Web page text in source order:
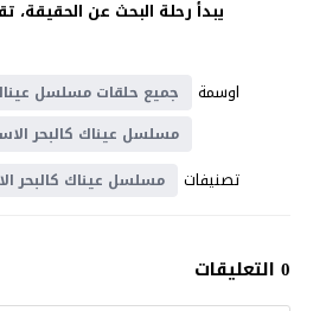
يبدأ رحلة البحث عن
اوسمة
جميع حلقات مسلسل
مسلسل عيناك كالبحر
تصنيفات مسلسل عيناك كالبحر
0 التعليقات